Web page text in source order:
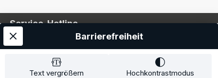
Service-Hotline
Service
Information
Text vergrößern Hochkontrastmodus
Barrierefreiheit